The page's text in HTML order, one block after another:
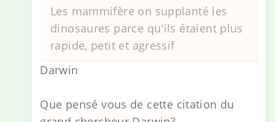
Les mammifère on supplanté les
dinosaures parce qu'ils étaient plus
rapide, petit et agressif
Darwin
Que pensé vous de cette citation du